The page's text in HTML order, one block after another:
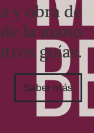
y obra de
la mano
guías.
Saber más